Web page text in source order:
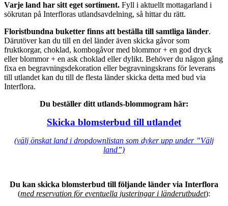
Varje land har sitt eget sortiment. Fyll i aktuellt mottagarland i
sökrutan på Interfloras utlandsavdelning, så hittar du rätt.
Floristbundna buketter finns att beställa till samtliga länder.
Därutöver kan du till en del länder även skicka gåvor som
fruktkorgar, choklad, kombogåvor med blommor + en god dryck
eller blommor + en ask choklad eller dylikt. Behöver du någon gång
fixa en begravningsdekoration eller begravningskrans för leverans
till utlandet kan du till de flesta länder skicka detta med bud via
Interflora.
Du beställer ditt utlands-blommogram här:
Skicka blomsterbud till utlandet
(välj önskat land i dropdownlistan som dyker upp under ”Välj
land”)
Du kan skicka blomsterbud till följande länder via Interflora
(med reservation för eventuella justeringar i länderutbudet):